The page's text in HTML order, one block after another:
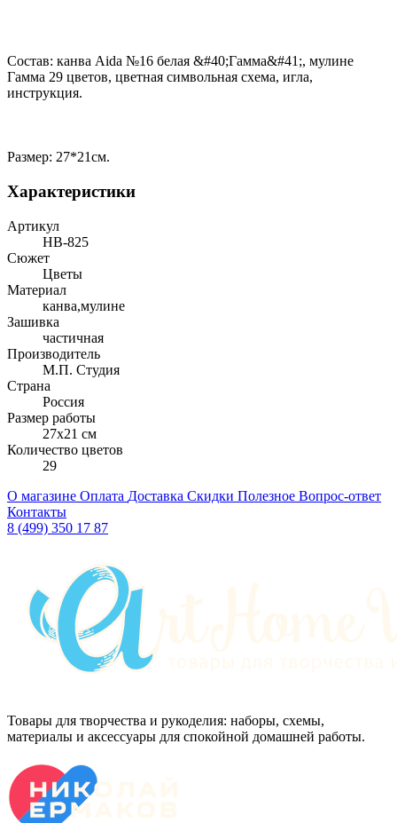
Состав: канва Aida №16 белая &#40;Гамма&#41;, мулине
Гамма 29 цветов, цветная символьная схема, игла,
инструкция.
Размер: 27*21см.
Характеристики
Артикул
НВ-825
Сюжет
Цветы
Материал
канва,мулине
Зашивка
частичная
Производитель
М.П. Студия
Страна
Россия
Размер работы
27x21 см
Количество цветов
29
О магазине Оплата Доставка Скидки Полезное Вопрос-ответ
Контакты
8 (499) 350 17 87
Товары для творчества и рукоделия: наборы, схемы,
материалы и аксессуары для спокойной домашней работы.